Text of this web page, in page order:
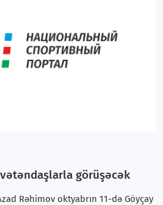
görüşəcək
Rəhimov oktyabrın 11-də Göyçay